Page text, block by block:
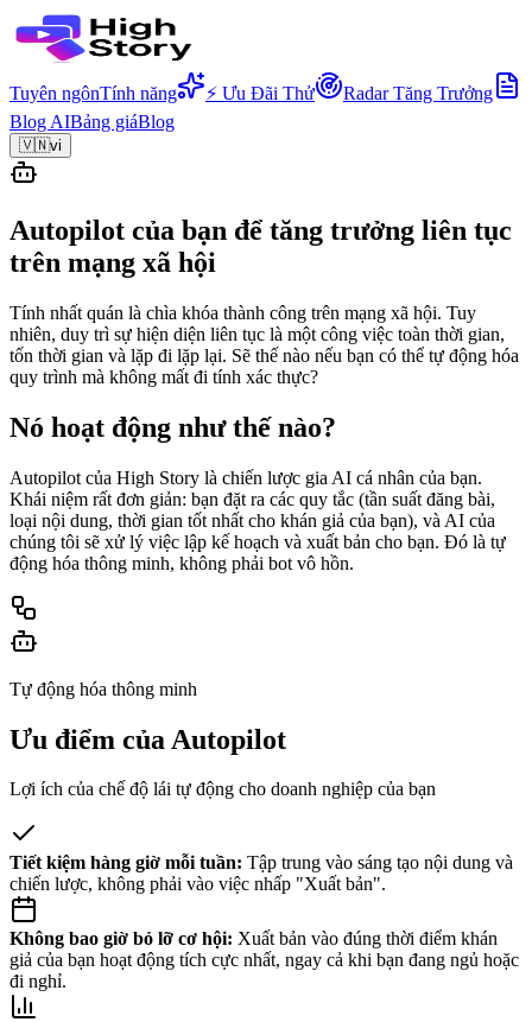
Tuyên ngônTính năng ⚡ Ưu Đãi Thử
Radar Tăng Trưởng
Blog AIBảng giáBlog
🇻🇳vi
Autopilot của bạn để tăng trưởng liên tục
trên mạng xã hội
Tính nhất quán là chìa khóa thành công trên mạng xã hội. Tuy
nhiên, duy trì sự hiện diện liên tục là một công việc toàn thời gian,
tốn thời gian và lặp đi lặp lại. Sẽ thế nào nếu bạn có thể tự động hóa
quy trình mà không mất đi tính xác thực?
Nó hoạt động như thế nào?
Autopilot của High Story là chiến lược gia AI cá nhân của bạn.
Khái niệm rất đơn giản: bạn đặt ra các quy tắc (tần suất đăng bài,
loại nội dung, thời gian tốt nhất cho khán giả của bạn), và AI của
chúng tôi sẽ xử lý việc lập kế hoạch và xuất bản cho bạn. Đó là tự
động hóa thông minh, không phải bot vô hồn.
Tự động hóa thông minh
Ưu điểm của Autopilot
Lợi ích của chế độ lái tự động cho doanh nghiệp của bạn
Tiết kiệm hàng giờ mỗi tuần: Tập trung vào sáng tạo nội dung và
chiến lược, không phải vào việc nhấp "Xuất bản".
Không bao giờ bỏ lỡ cơ hội: Xuất bản vào đúng thời điểm khán
giả của bạn hoạt động tích cực nhất, ngay cả khi bạn đang ngủ hoặc
đi nghỉ.